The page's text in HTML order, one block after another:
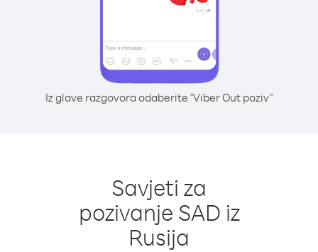
Iz glave razgovora odaberite "Viber Out poziv"
Savjeti za
pozivanje SAD iz
Rusija